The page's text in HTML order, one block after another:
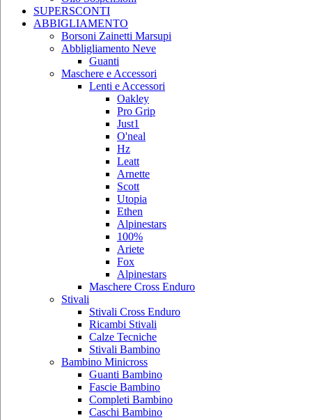
SUPERSCONTI
ABBIGLIAMENTO
Borsoni Zainetti Marsupi
Abbligliamento Neve
Guanti
Maschere e Accessori
Lenti e Accessori
Oakley
Pro Grip
Just1
O'neal
Hz
Leatt
Arnette
Scott
Utopia
Ethen
Alpinestars
100%
Ariete
Fox
Alpinestars
Maschere Cross Enduro
Stivali
Stivali Cross Enduro
Ricambi Stivali
Calze Tecniche
Stivali Bambino
Bambino Minicross
Guanti Bambino
Fascie Bambino
Completi Bambino
Caschi Bambino